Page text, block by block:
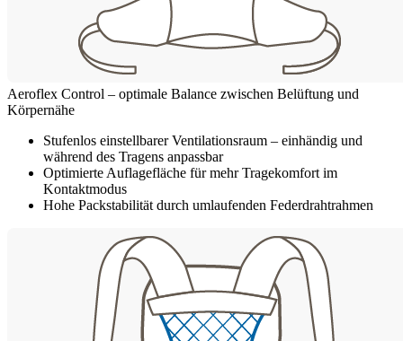
Aeroflex Control – optimale Balance zwischen Belüftung und
Körpernähe
Stufenlos einstellbarer Ventilationsraum – einhändig und
während des Tragens anpassbar
Optimierte Auflagefläche für mehr Tragekomfort im
Kontaktmodus
Hohe Packstabilität durch umlaufenden Federdrahtrahmen